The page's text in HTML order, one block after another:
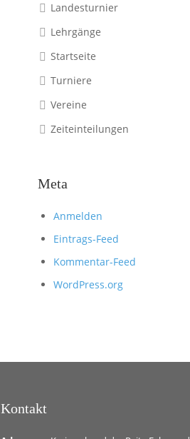
Landesturnier
Lehrgänge
Startseite
Turniere
Vereine
Zeiteinteilungen
Meta
Anmelden
Eintrags-Feed
Kommentar-Feed
WordPress.org
Kontakt